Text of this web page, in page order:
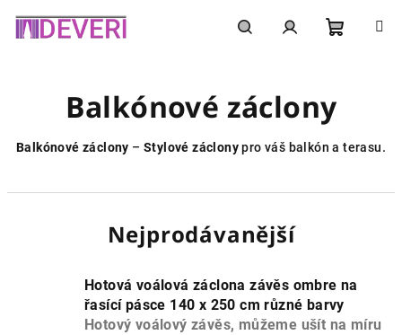
košík
Balkónové záclony
Balkónové záclony – Stylové záclonypro váš balkón a terasu.
Nejprodávanější
Hotová voálová záclona závěs ombre na
řasící pásce 140 x 250 cm různé barvy
Hotový voálový závěs, můžeme ušít na míru